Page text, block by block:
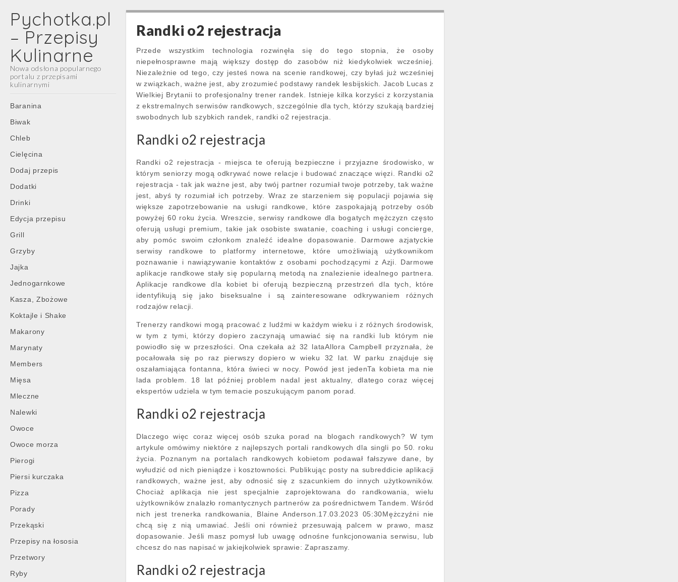
Pychotka.pl
– Przepisy
Kulinarne
Nowa odsłona popularnego
portalu z przepisami
kulinarnymi
Main
menu
Skip
content
Baranina
Biwak
Chleb
Cielęcina
Dodaj przepis
Dodatki
Drinki
Edycja przepisu
Grill
Grzyby
Jajka
Jednogarnkowe
Kasza, Zbożowe
Koktajle i Shake
Makarony
Marynaty
Members
Mięsa
Mleczne
Nalewki
Owoce
Owoce morza
Pierogi
Piersi kurczaka
Pizza
Porady
Przekąski
Przepisy na łososia
Przetwory
Ryby
Randki o2 rejestracja
Przede wszystkim technologia rozwinęła się do tego stopnia, że osoby
niepełnosprawne mają większy dostęp do zasobów niż kiedykolwiek wcześniej.
Niezależnie od tego, czy jesteś nowa na scenie randkowej, czy byłaś już wcześniej
w związkach, ważne jest, aby zrozumieć podstawy randek lesbijskich. Jacob Lucas z
Wielkiej Brytanii to profesjonalny trener randek. Istnieje kilka korzyści z korzystania
z ekstremalnych serwisów randkowych, szczególnie dla tych, którzy szukają bardziej
swobodnych lub szybkich randek, randki o2 rejestracja.
Randki o2 rejestracja
Randki o2 rejestracja - miejsca te oferują bezpieczne i przyjazne środowisko, w
którym seniorzy mogą odkrywać nowe relacje i budować znaczące więzi. Randki o2
rejestracja - tak jak ważne jest, aby twój partner rozumiał twoje potrzeby, tak ważne
jest, abyś ty rozumiał ich potrzeby. Wraz ze starzeniem się populacji pojawia się
większe zapotrzebowanie na usługi randkowe, które zaspokajają potrzeby osób
powyżej 60 roku życia. Wreszcie, serwisy randkowe dla bogatych mężczyzn często
oferują usługi premium, takie jak osobiste swatanie, coaching i usługi concierge,
aby pomóc swoim członkom znaleźć idealne dopasowanie. Darmowe azjatyckie
serwisy randkowe to platformy internetowe, które umożliwiają użytkownikom
poznawanie i nawiązywanie kontaktów z osobami pochodzącymi z Azji. Darmowe
aplikacje randkowe stały się popularną metodą na znalezienie idealnego partnera.
Aplikacje randkowe dla kobiet bi oferują bezpieczną przestrzeń dla tych, które
identyfikują się jako biseksualne i są zainteresowane odkrywaniem różnych
rodzajów relacji.
Trenerzy randkowi mogą pracować z ludźmi w każdym wieku i z różnych środowisk,
w tym z tymi, którzy dopiero zaczynają umawiać się na randki lub którym nie
powiodło się w przeszłości. Ona czekała aż 32 lataAllora Campbell przyznała, że
pocałowała się po raz pierwszy dopiero w wieku 32 lat. W parku znajduje się
oszałamiająca fontanna, która świeci w nocy. Powód jest jedenTa kobieta ma nie
lada problem. 18 lat później problem nadal jest aktualny, dlatego coraz więcej
ekspertów udziela w tym temacie poszukującym panom porad.
Randki o2 rejestracja
Dlaczego więc coraz więcej osób szuka porad na blogach randkowych? W tym
artykule omówimy niektóre z najlepszych portali randkowych dla singli po 50. roku
życia. Poznanym na portalach randkowych kobietom podawał fałszywe dane, by
wyłudzić od nich pieniądze i kosztowności. Publikując posty na subreddicie aplikacji
randkowych, ważne jest, aby odnosić się z szacunkiem do innych użytkowników.
Chociaż aplikacja nie jest specjalnie zaprojektowana do randkowania, wielu
użytkowników znalazło romantycznych partnerów za pośrednictwem Tandem. Wśród
nich jest trenerka randkowania, Blaine Anderson.17.03.2023 05:30Mężczyźni nie
chcą się z nią umawiać. Jeśli oni również przesuwają palcem w prawo, masz
dopasowanie. Jeśli masz pomysł lub uwagę odnośne funkcjonowania serwisu, lub
chcesz do nas napisać w jakiejkolwiek sprawie: Zapraszamy.
Randki o2 rejestracja